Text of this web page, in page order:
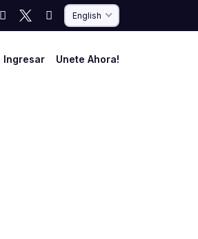
English
Ingresar Unete Ahora!